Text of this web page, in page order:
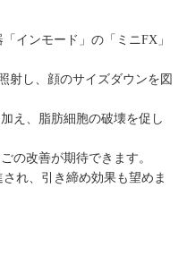
インモード」の「ミニFX」
射し、顔のサイズダウンを図
え、脂肪細胞の破壊を促し
の改善が期待できます。
れ、引き締め効果も望めま